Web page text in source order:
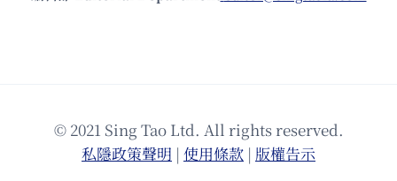
© 2021 Sing Tao Ltd. All rights reserved.
私隱政策聲明 | 使⽤條款 | 版權告⽰